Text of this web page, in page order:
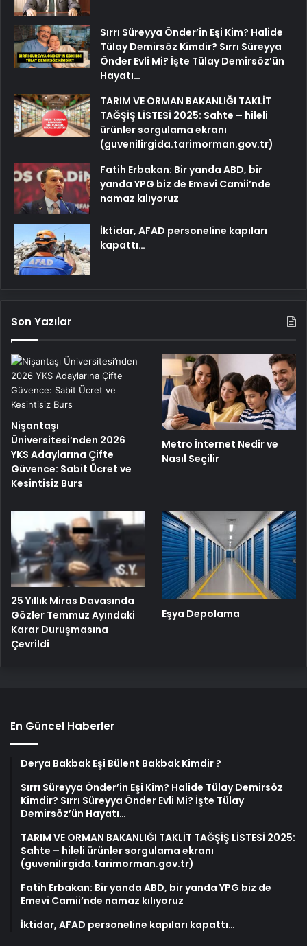
Sırrı Süreyya Önder’in Eşi Kim? Halide
Tülay Demirsöz Kimdir? Sırrı Süreyya
Önder Evli Mi? İşte Tülay Demirsöz’ün
Hayatı…
TARIM VE ORMAN BAKANLIĞI TAKLİT
TAĞŞİŞ LİSTESİ 2025: Sahte – hileli
ürünler sorgulama ekranı
(guvenilirgida.tarimorman.gov.tr)
Fatih Erbakan: Bir yanda ABD, bir
yanda YPG biz de Emevi Camii’nde
namaz kılıyoruz
İktidar, AFAD personeline kapıları
kapattı…
Son Yazılar
Nişantaşı
Üniversitesi’nden 2026
YKS Adaylarına Çifte
Güvence: Sabit Ücret ve
Kesintisiz Burs
Metro İnternet Nedir ve
Nasıl Seçilir
25 Yıllık Miras Davasında
Gözler Temmuz Ayındaki
Karar Duruşmasına
Çevrildi
Eşya Depolama
En Güncel Haberler
Derya Bakbak Eşi Bülent Bakbak Kimdir ?
Sırrı Süreyya Önder’in Eşi Kim? Halide Tülay Demirsöz
Kimdir? Sırrı Süreyya Önder Evli Mi? İşte Tülay
Demirsöz’ün Hayatı…
TARIM VE ORMAN BAKANLIĞI TAKLİT TAĞŞİŞ LİSTESİ 2025:
Sahte – hileli ürünler sorgulama ekranı
(guvenilirgida.tarimorman.gov.tr)
Fatih Erbakan: Bir yanda ABD, bir yanda YPG biz de
Emevi Camii’nde namaz kılıyoruz
İktidar, AFAD personeline kapıları kapattı…